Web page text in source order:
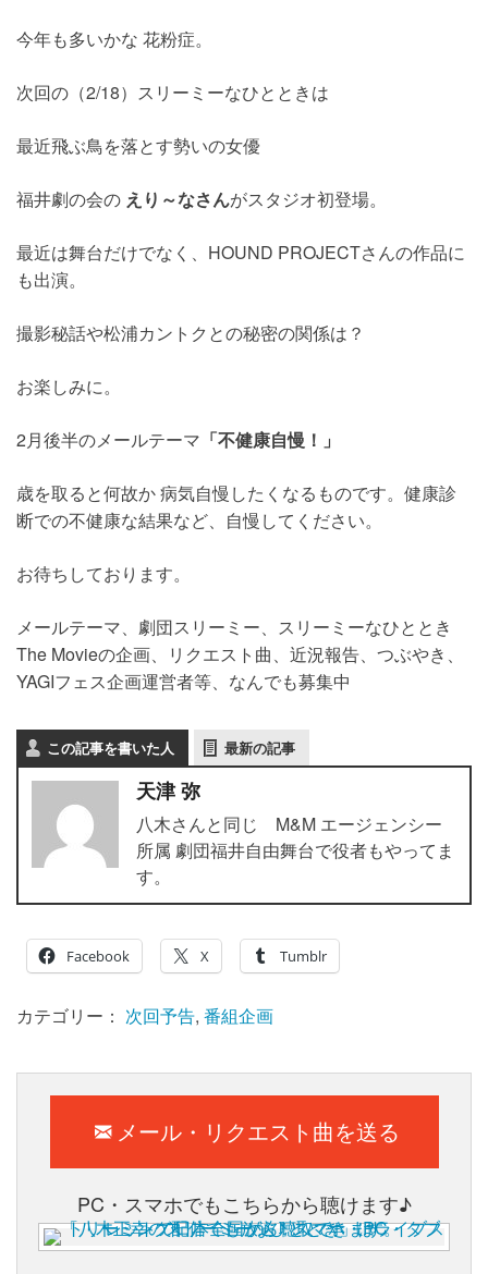
今年も多いかな 花粉症。
次回の（2/18）スリーミーなひとときは
最近飛ぶ鳥を落とす勢いの女優
福井劇の会の えり～なさんがスタジオ初登場。
最近は舞台だけでなく、HOUND PROJECTさんの作品に
も出演。
撮影秘話や松浦カントクとの秘密の関係は？
お楽しみに。
2月後半のメールテーマ 「不健康自慢！」
歳を取ると何故か 病気自慢したくなるものです。健康診
断での不健康な結果など、自慢してください。
お待ちしております。
メールテーマ、劇団スリーミー、スリーミーなひととき
The Movieの企画、リクエスト曲、近況報告、つぶやき、
YAGIフェス企画運営者等、なんでも募集中
この記事を書いた人 最新の記事
天津 弥
八木さんと同じ M&M エージェンシー
所属 劇団福井自由舞台で役者もやってま
す。
Facebook X Tumblr
カテゴリー： 次回予告, 番組企画
メール・リクエスト曲を送る
PC・スマホでもこちらから聴けます♪